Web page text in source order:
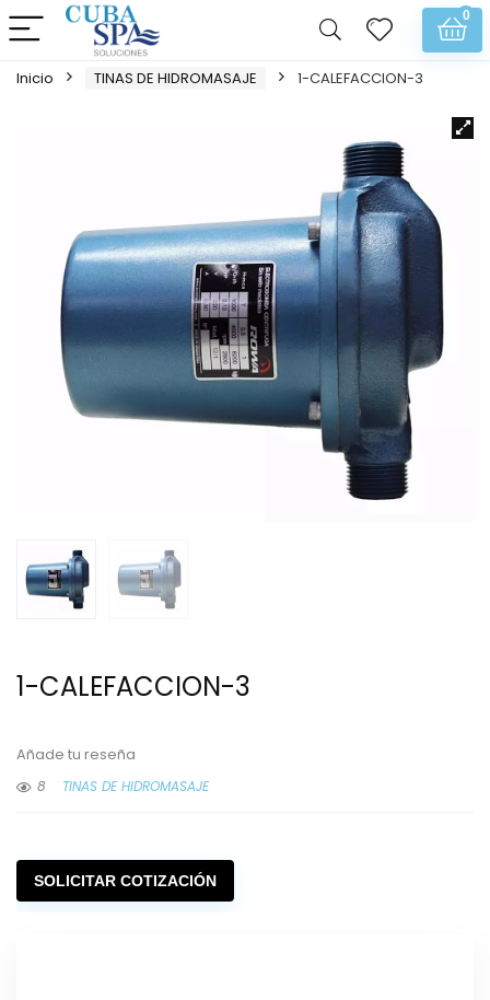
0
Inicio TINAS DE HIDROMASAJE 1-CALEFACCION-3
1-CALEFACCION-3
Añade tu reseña
8
TINAS DE HIDROMASAJE
SOLICITAR COTIZACIÓN